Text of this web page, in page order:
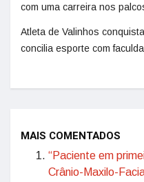
com uma carreira nos
Atleta de Valinhos
concilia esporte com
MAIS COMENTADOS
“Paciente em
Crânio-Maxilo-